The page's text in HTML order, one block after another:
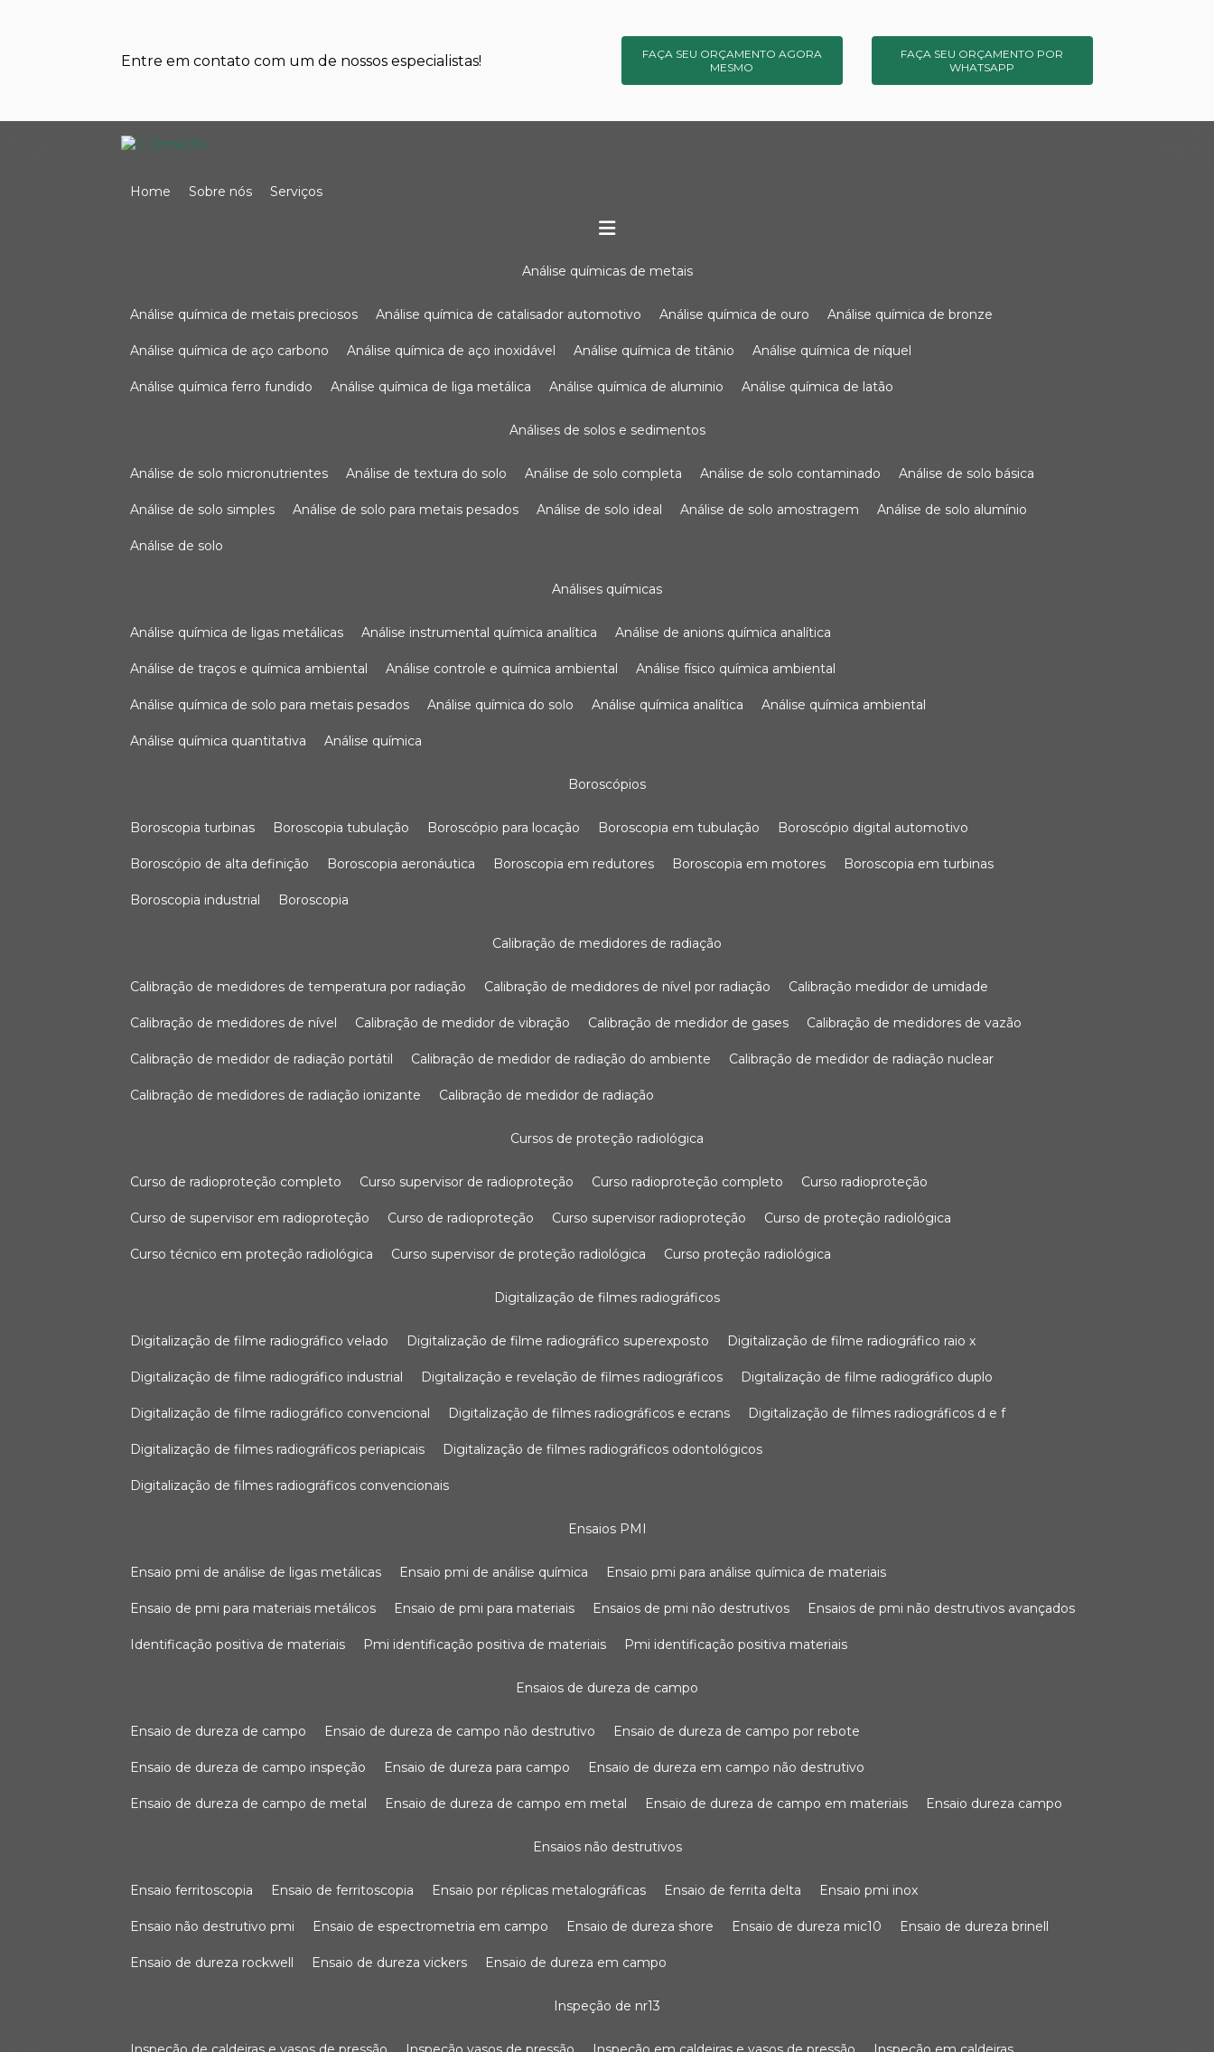
Entre em contato com um de nossos especialistas!
FAÇA SEU ORÇAMENTO AGORA
MESMO
FAÇA SEU ORÇAMENTO POR
WHATSAPP
Home Sobre nós Serviços
análise químicas de metais
análise química de metais preciosos análise química de catalisador automotivo análise química de ouro análise química de bronze
análise química de aço carbono análise química de aço inoxidável análise química de titânio análise química de níquel
análise química ferro fundido análise química de liga metálica análise química de aluminio análise química de latão
análises de solos e sedimentos
análise de solo micronutrientes análise de textura do solo análise de solo completa análise de solo contaminado análise de solo básica
análise de solo simples análise de solo para metais pesados análise de solo ideal análise de solo amostragem análise de solo alumínio
análise de solo
análises químicas
análise química de ligas metálicas análise instrumental química analítica análise de anions química analítica
análise de traços e química ambiental análise controle e química ambiental análise físico química ambiental
análise química de solo para metais pesados análise química do solo análise química analítica análise química ambiental
análise química quantitativa análise química
boroscópios
boroscopia turbinas boroscopia tubulação boroscópio para locação boroscopia em tubulação boroscópio digital automotivo
boroscópio de alta definição boroscopia aeronáutica boroscopia em redutores boroscopia em motores boroscopia em turbinas
boroscopia industrial boroscopia
calibração de medidores de radiação
calibração de medidores de temperatura por radiação calibração de medidores de nível por radiação calibração medidor de umidade
calibração de medidores de nível calibração de medidor de vibração calibração de medidor de gases calibração de medidores de vazão
calibração de medidor de radiação portátil calibração de medidor de radiação do ambiente calibração de medidor de radiação nuclear
calibração de medidores de radiação ionizante calibração de medidor de radiação
cursos de proteção radiológica
curso de radioproteção completo curso supervisor de radioproteção curso radioproteção completo curso radioproteção
curso de supervisor em radioproteção curso de radioproteção curso supervisor radioproteção curso de proteção radiológica
curso técnico em proteção radiológica curso supervisor de proteção radiológica curso proteção radiológica
digitalização de filmes radiográficos
digitalização de filme radiográfico velado digitalização de filme radiográfico superexposto digitalização de filme radiográfico raio x
digitalização de filme radiográfico industrial digitalização e revelação de filmes radiográficos digitalização de filme radiográfico duplo
digitalização de filme radiográfico convencional digitalização de filmes radiográficos e ecrans digitalização de filmes radiográficos d e f
digitalização de filmes radiográficos periapicais digitalização de filmes radiográficos odontológicos
digitalização de filmes radiográficos convencionais
ensaios PMI
ensaio pmi de análise de ligas metálicas ensaio pmi de análise química ensaio pmi para análise química de materiais
ensaio de pmi para materiais metálicos ensaio de pmi para materiais ensaios de pmi não destrutivos ensaios de pmi não destrutivos avançados
identificação positiva de materiais pmi identificação positiva de materiais pmi identificação positiva materiais
ensaios de dureza de campo
ensaio de dureza de campo ensaio de dureza de campo não destrutivo ensaio de dureza de campo por rebote
ensaio de dureza de campo inspeção ensaio de dureza para campo ensaio de dureza em campo não destrutivo
ensaio de dureza de campo de metal ensaio de dureza de campo em metal ensaio de dureza de campo em materiais ensaio dureza campo
ensaios não destrutivos
ensaio ferritoscopia ensaio de ferritoscopia ensaio por réplicas metalográficas ensaio de ferrita delta ensaio pmi inox
ensaio não destrutivo pmi ensaio de espectrometria em campo ensaio de dureza shore ensaio de dureza mic10 ensaio de dureza brinell
ensaio de dureza rockwell ensaio de dureza vickers ensaio de dureza em campo
inspeção de nr13